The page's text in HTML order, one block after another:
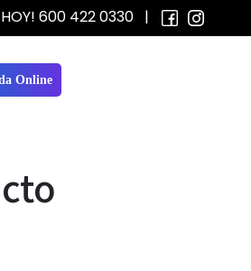
600 422 0330 |
Online